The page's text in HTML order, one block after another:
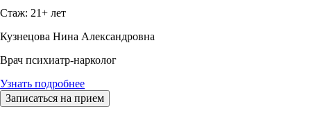
Стаж: 21+ лет
Кузнецова Нина Александровна
Врач психиатр-нарколог
Узнать подробнее
Записаться на прием